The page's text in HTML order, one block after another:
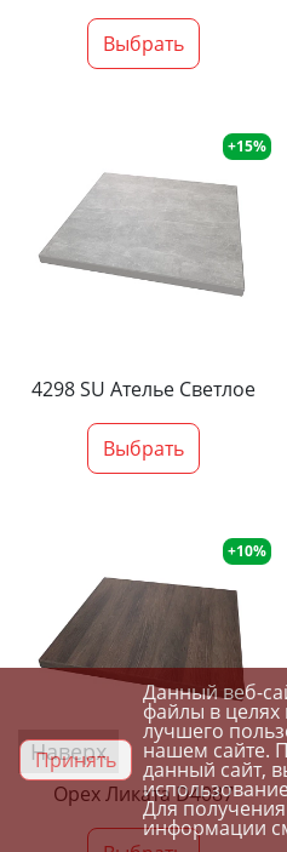
Выбрать
+15%
4298 SU Ателье Светлое
Выбрать
+10%
Орех Ликата D4087
Наверх
Принять
Данный веб-
файлы в целях
лучшего
нашем сайте.
данный сайт,
Для
информации